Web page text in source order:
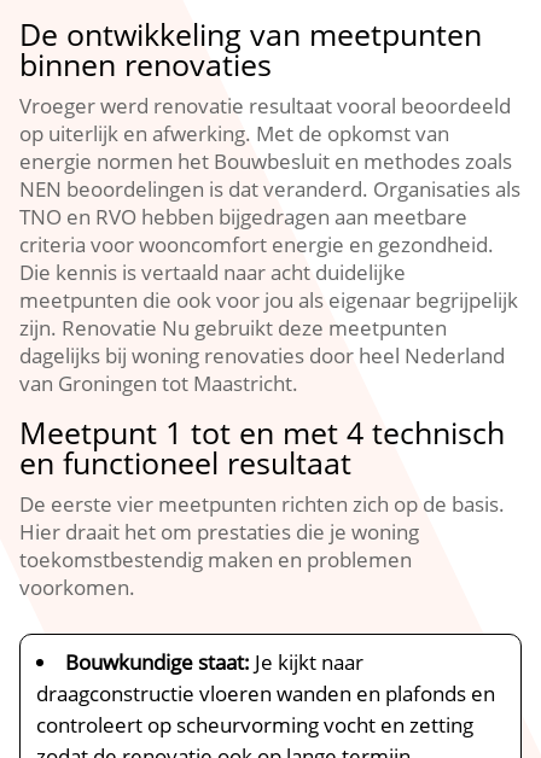
De ontwikkeling van meetpunten
binnen renovaties
Vroeger werd renovatie resultaat vooral beoordeeld
op uiterlijk en afwerking.​ Met de opkomst van
energie normen het Bouwbesluit en methodes zoals
NEN beoordelingen is dat veranderd.​ Organisaties als
TNO en RVO hebben bijgedragen aan meetbare
criteria voor wooncomfort energie en gezondheid.​
Die kennis is vertaald naar acht duidelijke
meetpunten die ook voor jou als eigenaar begrijpelijk
zijn.​ Renovatie Nu gebruikt deze meetpunten
dagelijks bij woning renovaties door heel Nederland
van Groningen tot Maastricht.​
Meetpunt 1 tot en met 4 technisch
en functioneel resultaat
De eerste vier meetpunten richten zich op de basis.​
Hier draait het om prestaties die je woning
toekomstbestendig maken en problemen
voorkomen.​
Bouwkundige staat: Je kijkt naar
draagconstructie vloeren wanden en plafonds en
controleert op scheurvorming vocht en zetting